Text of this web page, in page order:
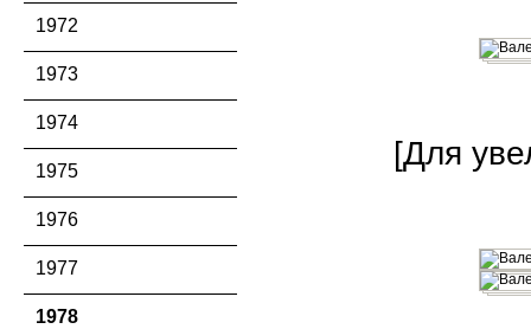
1972
1973
1974
1975
1976
1977
1978
[Для